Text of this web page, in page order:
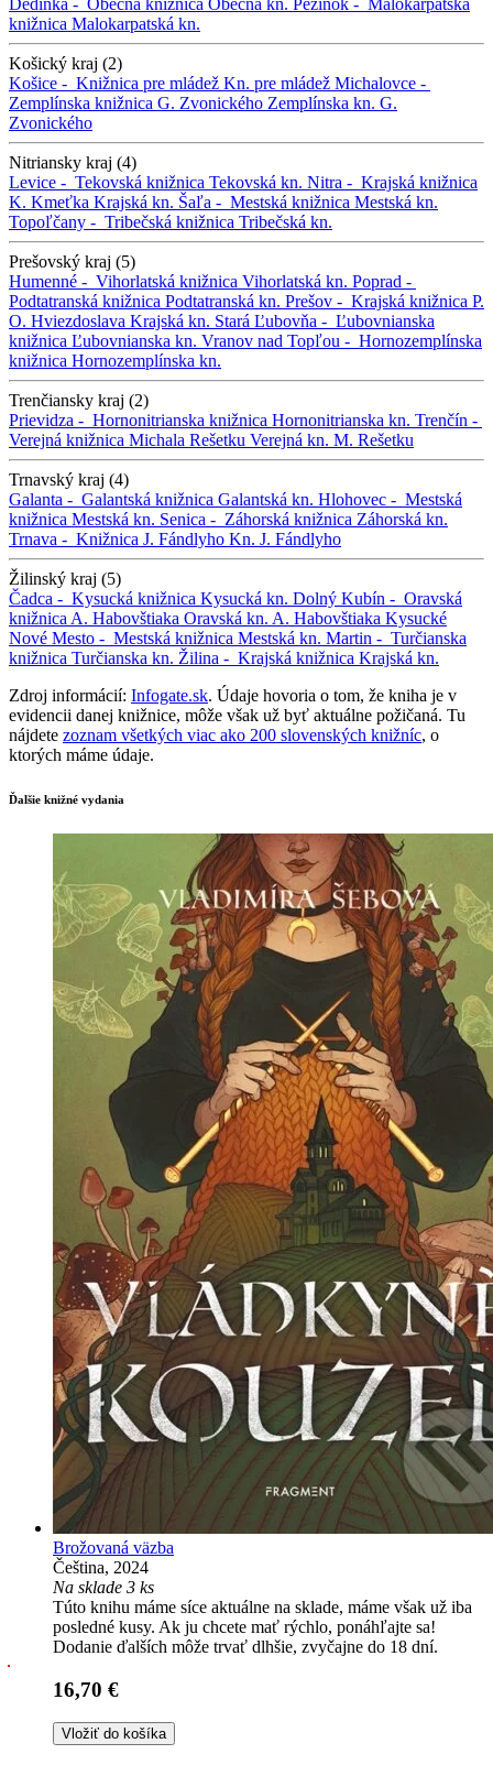
Dedinka - Obecná knižnica Obecná kn. Pezinok -
Malokarpatská
knižnica Malokarpatská kn.
Košický kraj (2)
Košice - Knižnica pre mládež Kn. pre mládež Michalovce -
Zemplínska knižnica G. Zvonického Zemplínska kn. G.
Zvonického
Nitriansky kraj (4)
Levice - Tekovská knižnica Tekovská kn. Nitra - Krajská knižnica
K. Kmeťka Krajská kn. Šaľa - Mestská knižnica Mestská kn.
Topoľčany - Tribečská knižnica Tribečská kn.
Prešovský kraj (5)
Humenné - Vihorlatská knižnica Vihorlatská kn. Poprad -
Podtatranská knižnica Podtatranská kn. Prešov - Krajská knižnica P.
O. Hviezdoslava Krajská kn. Stará Ľubovňa - Ľubovnianska
knižnica Ľubovnianska kn. Vranov nad Topľou - Hornozemplínska
knižnica Hornozemplínska kn.
Trenčiansky kraj (2)
Prievidza - Hornonitrianska knižnica Hornonitrianska kn. Trenčín -
Verejná knižnica Michala Rešetku Verejná kn. M. Rešetku
Trnavský kraj (4)
Galanta - Galantská knižnica Galantská kn. Hlohovec - Mestská
knižnica Mestská kn. Senica - Záhorská knižnica Záhorská kn.
Trnava - Knižnica J. Fándlyho Kn. J. Fándlyho
Žilinský kraj (5)
Čadca - Kysucká knižnica Kysucká kn. Dolný Kubín - Oravská
knižnica A. Habovštiaka Oravská kn. A. Habovštiaka Kysucké
Nové Mesto - Mestská knižnica Mestská kn. Martin - Turčianska
knižnica Turčianska kn. Žilina - Krajská knižnica Krajská kn.
Zdroj informácií: Infogate.sk. Údaje hovoria o tom, že kniha je v
evidencii danej knižnice, môže však už byť aktuálne požičaná. Tu
nájdete zoznam všetkých viac ako 200 slovenských knižníc, o
ktorých máme údaje.
Ďalšie knižné vydania
Brožovaná väzba
Čeština, 2024
Na sklade 3 ks
Túto knihu máme síce aktuálne na sklade, máme však už iba
posledné kusy. Ak ju chcete mať rýchlo, ponáhľajte sa!
Dodanie ďalších môže trvať dlhšie, zvyčajne do 18 dní.
16,70 €
Vložiť do košíka